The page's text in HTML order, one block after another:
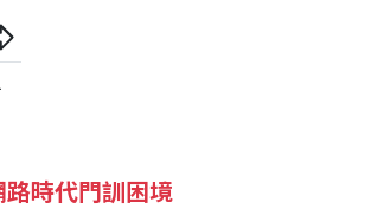
時代門訓困境